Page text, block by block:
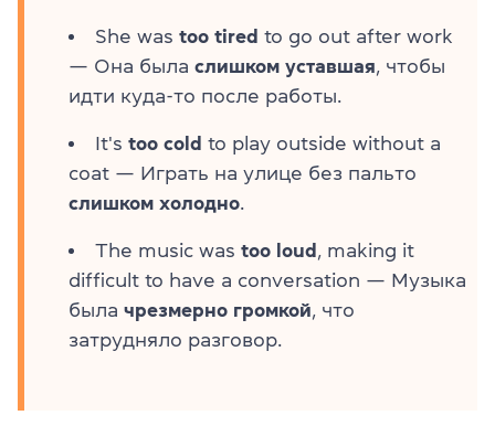
She was too tired to go out after work
— Она была слишком уставшая , чтобы
идти куда-то после работы.
It's too cold to play outside without a
coat — Играть на улице без пальто
слишком холодно
The music was too loud
, making it
difficult to have a conversation — Музыка
была чрезмерно громкой , что
затрудняло разговор.